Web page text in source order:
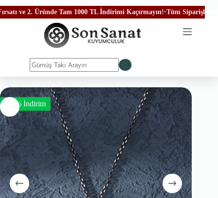
Üründe Tam 1000 TL İndirimi Kaçırmayın!•Tüm Siparişleriniz
-50% İndirim